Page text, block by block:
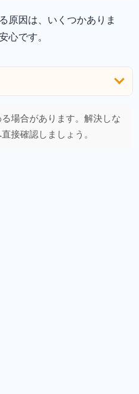
原因は、いくつかありま
心です。
場合があります。解決しな
接確認しましょう。